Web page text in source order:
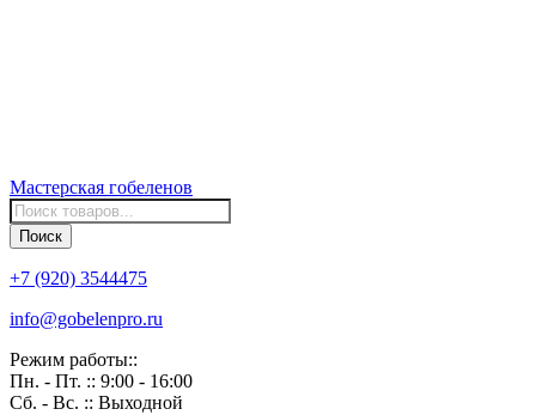
Мастерская гобеленов
Поиск
товаров
Поиск
+7 (920) 3544475
info@gobelenpro.ru
Режим работы::
Пн. - Пт. :: 9:00 - 16:00
Сб. - Вс. :: Выходной